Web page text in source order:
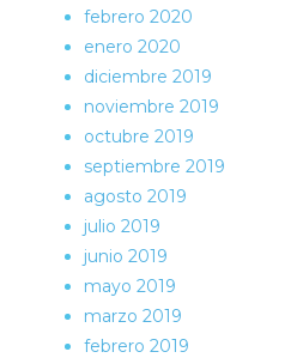
febrero 2020
enero 2020
diciembre 2019
noviembre 2019
octubre 2019
septiembre 2019
agosto 2019
julio 2019
junio 2019
mayo 2019
marzo 2019
febrero 2019